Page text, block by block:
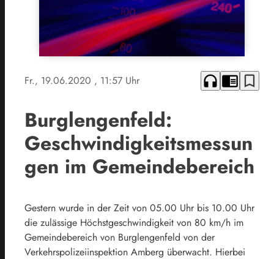
Fr., 19.06.2020 , 11:57 Uhr headphones chrome_reader_mode bookmark_border
Burglengenfeld:
Geschwindigkeitsmessun
gen im Gemeindebereich
Gestern wurde in der Zeit von 05.00 Uhr bis 10.00 Uhr
die zulässige Höchstgeschwindigkeit von 80 km/h im
Gemeindebereich von Burglengenfeld von der
Verkehrspolizeiinspektion Amberg überwacht. Hierbei